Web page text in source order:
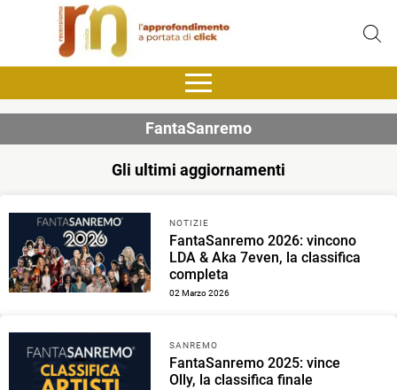
FantaSanremo
Gli ultimi aggiornamenti
NOTIZIE
FantaSanremo 2026: vincono
LDA & Aka 7even, la classifica
completa
02 Marzo 2026
SANREMO
FantaSanremo 2025: vince
Olly, la classifica finale